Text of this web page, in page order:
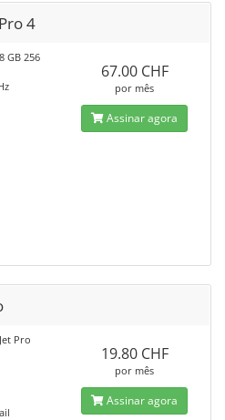
4
GB 256
67.00 CHF
por mês
Assinar agora
Pro
19.80 CHF
por mês
Assinar agora